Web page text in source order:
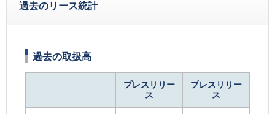
過去のリース統計
過去の取扱高
プレスリリー
ス
プレスリリー
ス